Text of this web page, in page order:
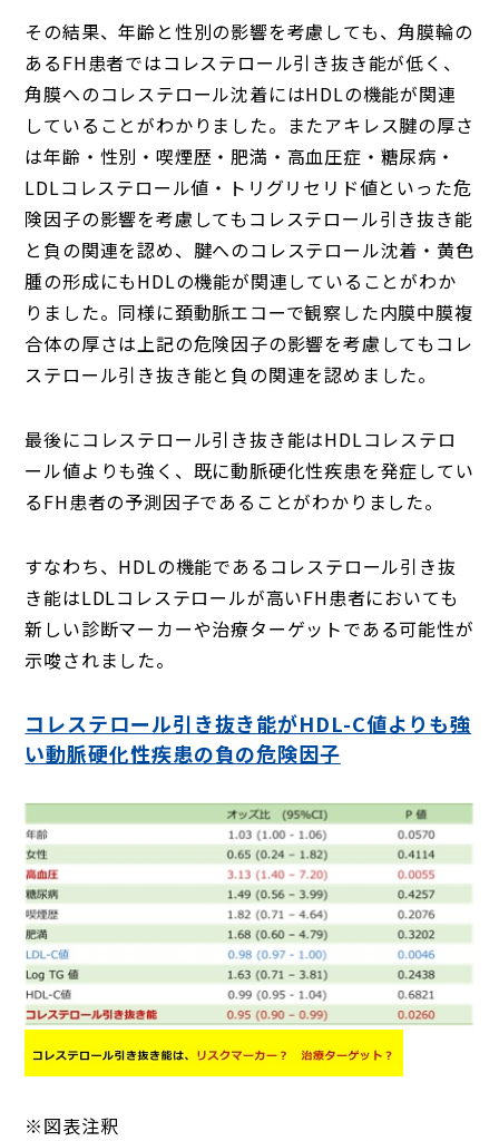
その結果、年齢と性別の影響を考慮しても、角膜輪の
あるFH患者ではコレステロール引き抜き能が低く、
角膜へのコレステロール沈着にはHDLの機能が関連
していることがわかりました。またアキレス腱の厚さ
は年齢・性別・喫煙歴・肥満・高血圧症・糖尿病・
LDLコレステロール値・トリグリセリド値といった危
険因子の影響を考慮してもコレステロール引き抜き能
と負の関連を認め、腱へのコレステロール沈着・黄色
腫の形成にもHDLの機能が関連していることがわか
りました。同様に頚動脈エコーで観察した内膜中膜複
合体の厚さは上記の危険因子の影響を考慮してもコレ
ステロール引き抜き能と負の関連を認めました。
最後にコレステロール引き抜き能はHDLコレステロ
ール値よりも強く、既に動脈硬化性疾患を発症してい
るFH患者の予測因子であることがわかりました。
すなわち、HDLの機能であるコレステロール引き抜
き能はLDLコレステロールが高いFH患者においても
新しい診断マーカーや治療ターゲットである可能性が
示唆されました。
コレステロール引き抜き能がHDL-C値よりも強
い動脈硬化性疾患の負の危険因子
※図表注釈